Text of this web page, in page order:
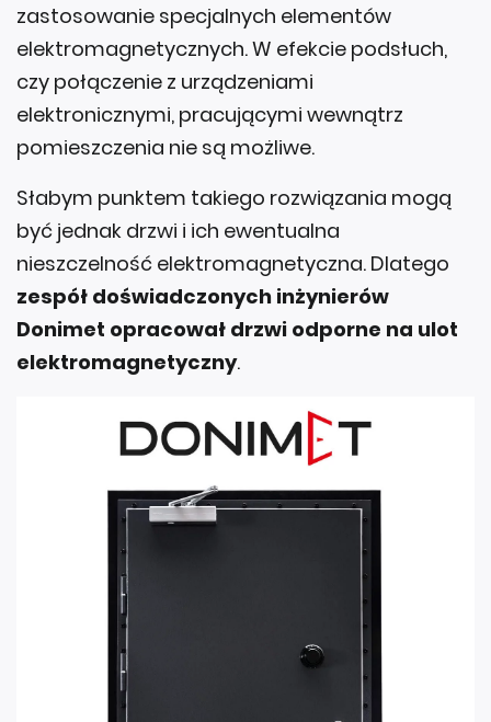
zastosowanie specjalnych elementów
elektromagnetycznych. W efekcie podsłuch,
czy połączenie z urządzeniami
elektronicznymi, pracującymi wewnątrz
pomieszczenia nie są możliwe.
Słabym punktem takiego rozwiązania mogą
być jednak drzwi i ich ewentualna
nieszczelność elektromagnetyczna. Dlatego
zespół doświadczonych inżynierów
Donimet opracował drzwi odporne na ulot
elektromagnetyczny.